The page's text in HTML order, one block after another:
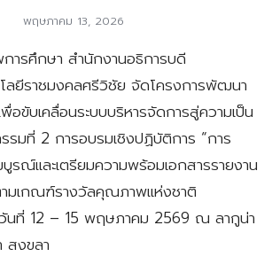
พฤษภาคม 13, 2026
ารศึกษา สำนักงานอธิการบดี
โลยีราชมงคลศรีวิชัย จัดโครงการพัฒนา
อขับเคลื่อนระบบบริหารจัดการสู่ความเป็น
รมที่ 2 การอบรมเชิงปฏิบัติการ “การ
ณ์และเตรียมความพร้อมเอกสารรายงาน
ามเกณฑ์รางวัลคุณภาพแห่งชาติ
วันที่ 12 – 15 พฤษภาคม 2569 ณ ลากูน่า
สงขลา